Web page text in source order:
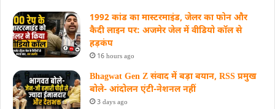
1992 कांड का मास्टरमाइंड, जेलर का फोन और
कैदी लाइन पर: अजमेर जेल में वीडियो कॉल से
हड़कंप
16 hours ago
Bhagwat Gen Z संवाद में बड़ा बयान, RSS प्रमुख
बोले- आंदोलन एंटी-नेशनल नहीं
3 days ago